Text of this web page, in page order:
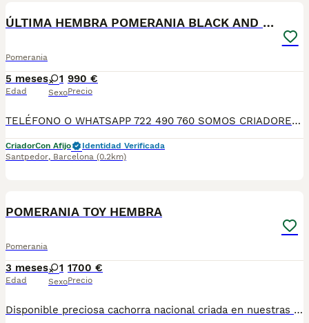
ÚLTIMA HEMBRA POMERANIA BLACK AND TAN
Pomerania
5 meses
Edad
1
Sexo
990 €
Precio
TELÉFONO O WHATSAPP 722 490 760 SOMOS CRIADORES DIRECTOS SIN INTERMEDIARIOS! MÁS DE 20 AÑOS EN EL SECTOR NOS AVALAN, VALORANDO TANTO LA CRIA RESPONSABLE COMO TAMBIÉN LA SELECCIÓN PARA MEJORAR LA RAZA DURANTE TODOS ESTOS AÑOS. NUESTROS CACHORROS SE ENTREGAN PREVIAMENTE REVISADOS POR NUESTRO VETERINARIO PROFESIONAL Y BAJO LOS MAS ESTRICTOS CONTROLES DE SALUD, HACEMOS HINCAPIÉ EN SU SOCIABILIZACIÓN PARA SU CORRECTO DESARROLLO NEUROLOGICO! Y OS ASESORAMOS ANTES DURANTE Y DESPUES DE LA ENTREGA PARA QUE TODO SEA LO MAS AFABLE Y FACIL POSIBLE DURANTE LA ADAPTACION! NUESTROS BEBES SE ENTREGAN A PARTIR DE LOS DOS MESES CON SUS VACUNAS AL DIA, DESPARASITADOS Y CON GARANTIAS DE SALUD, MICROCHIP Y CARTILLA DE VACUNACION! SI BUSCAS UN COMPAÑERO SANO Y EQUILIBRADO ESTE ES EL LUGAR, TE ASESORAREMOS DURANTE TODO EL PROCESO NO DUDES EN CONSULTAR POR NUESTROS PEQUES AL 722 490 760
CriadorCon Afijo
Identidad Verificada
Santpedor, Barcelona (0.2km)
POMERANIA TOY HEMBRA
Pomerania
3 meses
Edad
1
Sexo
1700 €
Precio
Disponible preciosa cachorra nacional criada en nuestras instalaciones, en un ambiente familiar y responsable. Nuestros cachorros se entregan con cartilla de primera vacunación, vacunas correspondientes a su edad, desparasitados interna y externamente, y con microchip implantado y dado de alta. Además, realizamos un contrato de garantía que incluye: • Garantía vírica de 15 días. • Garantía congénita de 1 año. Desde la fecha de entrega del cachorro. Nos comprometemos al 100% con la salud, el bienestar y el cuidado de nuestros pequeños. Disponemos de Núcleo Zoológico Para más información, imágenes o cualquier consulta sin compromiso, pueden contactar con nosotros en los teléfonos: CRISTINA 📞 722 788 399 📞 932 514 529